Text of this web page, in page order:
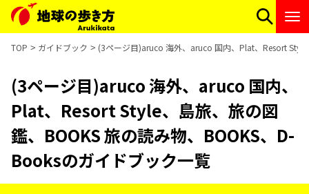
TOP ガイドブック (3ページ目)aruco 海外、aruco 国内、Plat、Resort
(3ページ目)aruco 海外、aruco 国内、
Plat、Resort Style、島旅、旅の図
鑑、BOOKS 旅の読み物、BOOKS、D-
Booksのガイドブック一覧